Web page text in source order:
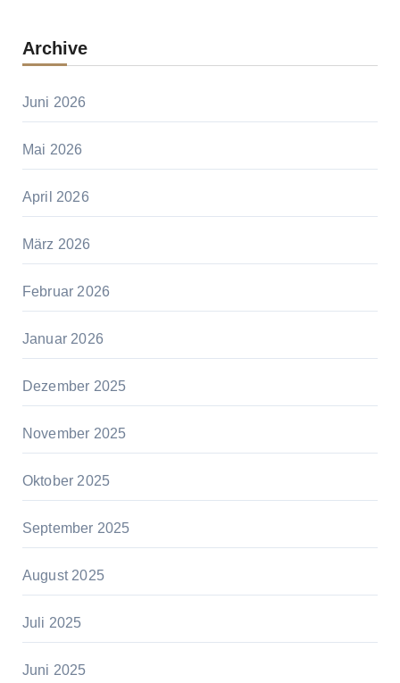
Archive
Juni 2026
Mai 2026
April 2026
März 2026
Februar 2026
Januar 2026
Dezember 2025
November 2025
Oktober 2025
September 2025
August 2025
Juli 2025
Juni 2025